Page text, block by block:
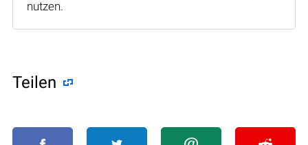
nutzen.
Teilen